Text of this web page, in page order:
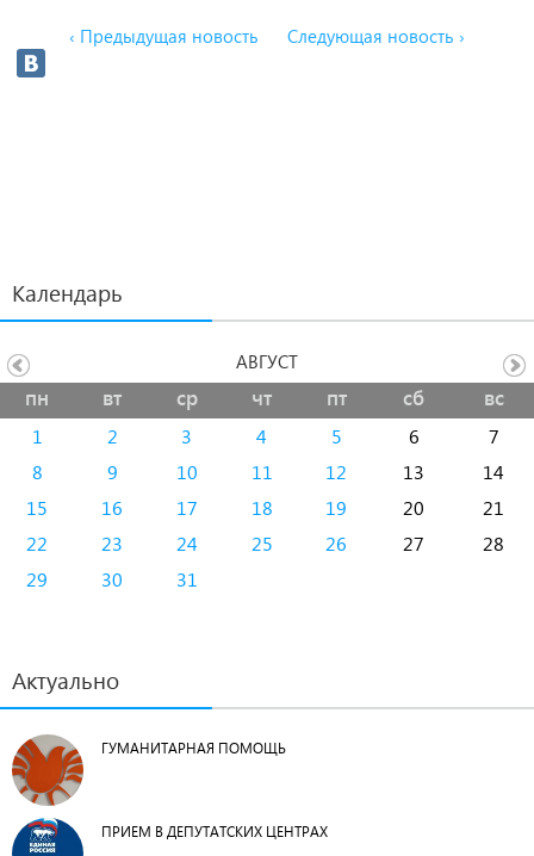
‹ Предыдущая новость Следующая новость ›
Календарь
пн вт ср чт пт сб вс
1 2 3 4 5 6
7
8
9 10 11 12 13
14
15
16 17 18 19 20
21
22
23 24 25 26 27
28
29
30 31
АВГУСТ
Актуально
ГУМАНИТАРНАЯ ПОМОЩЬ
ПРИЕМ В ДЕПУТАТСКИХ ЦЕНТРАХ